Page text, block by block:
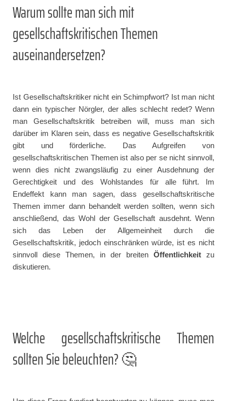
Warum sollte man sich mit
gesellschaftskritischen Themen
auseinandersetzen?
Ist Gesellschaftskritiker nicht ein Schimpfwort? Ist man nicht
dann ein typischer Nörgler, der alles schlecht redet? Wenn
man Gesellschaftskritik betreiben will, muss man sich
darüber im Klaren sein, dass es negative Gesellschaftskritik
gibt und förderliche. Das Aufgreifen von
gesellschaftskritischen Themen ist also per se nicht sinnvoll,
wenn dies nicht zwangsläufig zu einer Ausdehnung der
Gerechtigkeit und des Wohlstandes für alle führt. Im
Endeffekt kann man sagen, dass gesellschaftskritische
Themen immer dann behandelt werden sollten, wenn sich
anschließend, das Wohl der Gesellschaft ausdehnt. Wenn
sich das Leben der Allgemeinheit durch die
Gesellschaftskritik, jedoch einschränken würde, ist es nicht
sinnvoll diese Themen, in der breiten Öffentlichkeit zu
diskutieren.
Welche gesellschaftskritische Themen
sollten Sie beleuchten? 🤔